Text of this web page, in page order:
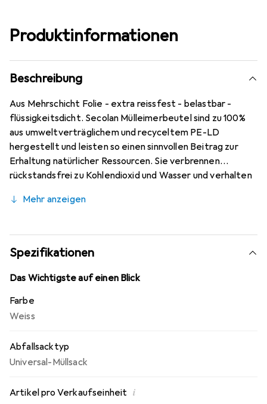
Produktinformationen
Beschreibung
Aus Mehrschicht Folie - extra reissfest - belastbar -
flüssigkeitsdicht. Secolan Mülleimerbeutel sind zu 100%
aus umweltverträglichem und recyceltem PE-LD
hergestellt und leisten so einen sinnvollen Beitrag zur
Erhaltung natürlicher Ressourcen. Sie verbrennen
rückstandsfrei zu Kohlendioxid und Wasser und verhalten
rund 55% weniger klimaschädliches CO2 gegenüber dem
Fassungsvermögen: 35 l (54,5x62 cm) -Inhalt pro Rolle: 20
Stück.
Mehr anzeigen
Spezifikationen
Das Wichtigste auf einen Blick
Farbe
Weiss
Abfallsacktyp
Universal-Müllsack
Artikel pro Verkaufseinheit i